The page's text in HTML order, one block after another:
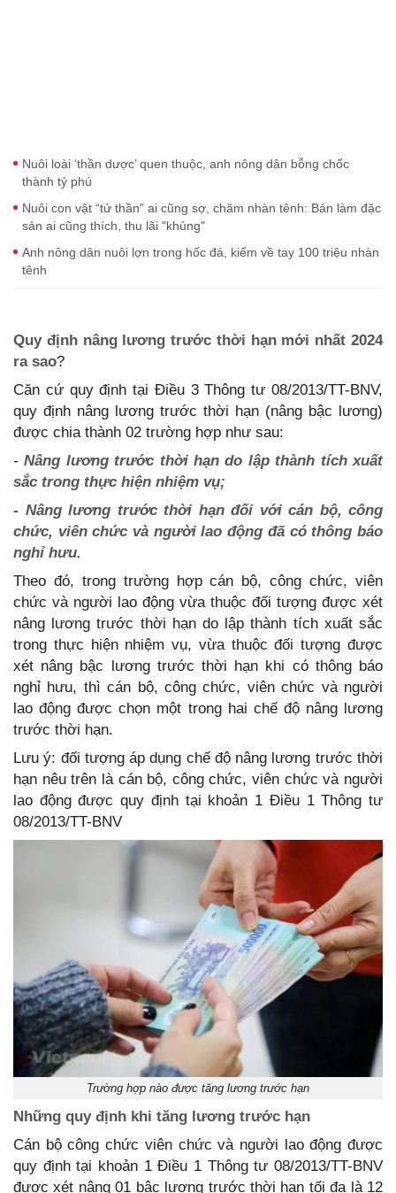
Nuôi loài ‘thần dược’ quen thuộc, anh nông dân bỗng chốc
thành tỷ phú
Nuôi con vật “tử thần” ai cũng sợ, chăm nhàn tênh: Bán làm đặc
sản ai cũng thích, thu lãi "khủng"
Anh nông dân nuôi lợn trong hốc đá, kiếm về tay 100 triệu nhàn
tênh
Quy định nâng lương trước thời hạn mới nhất 2024
ra sao?
Căn cứ quy định tại Điều 3 Thông tư 08/2013/TT-BNV,
quy định nâng lương trước thời hạn (nâng bậc lương)
được chia thành 02 trường hợp như sau:
-Nâng lương trước thời hạn do lập thành tích xuất
sắc trong thực hiện nhiệm vụ;
- Nâng lương trước thời hạn đối với cán bộ, công
chức, viên chức và người lao động đã có thông báo
nghỉ hưu.
Theo đó, trong trường hợp cán bộ, công chức, viên
chức và người lao động vừa thuộc đối tượng được xét
nâng lương trước thời hạn do lập thành tích xuất sắc
trong thực hiện nhiệm vụ, vừa thuộc đối tượng được
xét nâng bậc lương trước thời hạn khi có thông báo
nghỉ hưu, thì cán bộ, công chức, viên chức và người
lao động được chọn một trong hai chế độ nâng lương
trước thời hạn.
Lưu ý: đối tượng áp dụng chế độ nâng lương trước thời
hạn nêu trên là cán bộ, công chức, viên chức và người
lao động được quy định tại khoản 1 Điều 1 Thông tư
08/2013/TT-BNV
Trường hợp nào được tăng lương trước hạn
Những quy định khi tăng lương trước hạn
Cán bộ công chức viên chức và người lao động được
quy định tại khoản 1 Điều 1 Thông tư 08/2013/TT-BNV
được xét nâng 01 bậc lương trước thời hạn tối đa là 12